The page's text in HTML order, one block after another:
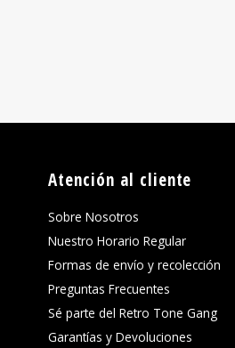
Atención al cliente
Sobre Nosotros
Nuestro Horario Regular
Formas de envío y recolección
Preguntas Frecuentes
Sé parte del Retro Tone Gang
Garantías y Devoluciones